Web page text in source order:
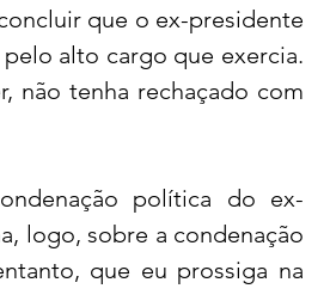
que o ex-presidente
alto cargo que exercia.
não tenha rechaçado com
política do ex-
logo, sobre a condenação
que eu prossiga na